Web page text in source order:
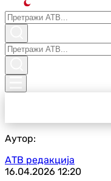
Аутор:
АТВ редакција
16.04.2026 12:20